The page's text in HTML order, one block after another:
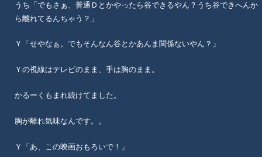
うち「でもさぁ、普通Ｄとかやったら谷できるやん？うち谷できへんか
ら離れてるんちゃう？」
Ｙ「せやなぁ。でもそんなん谷とかあんま関係ないやん？」
Ｙの視線はテレビのまま、手は胸のまま。
かるーくもまれ続けてました。
胸が離れ気味なんです。。
Ｙ「あ、この映画おもろいで！」